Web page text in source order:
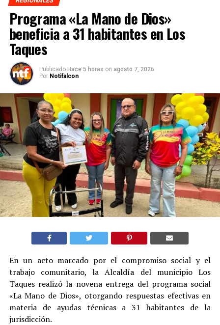
Programa «La Mano de Dios»
beneficia a 31 habitantes en Los
Taques
Publicado Hace 5 horas on agosto 7, 2026
Por Notifalcon
En un acto marcado por el compromiso social y el
trabajo comunitario, la Alcaldía del municipio Los
Taques realizó la novena entrega del programa social
«La Mano de Dios», otorgando respuestas efectivas en
materia de ayudas técnicas a 31 habitantes de la
jurisdicción.